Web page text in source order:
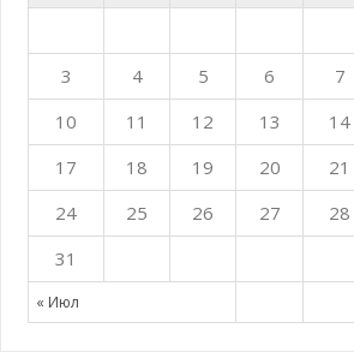
3
4 5 6 7
10
11 12 13 14
17
18 19 20 21
24
25 26 27 28
31
« Июл